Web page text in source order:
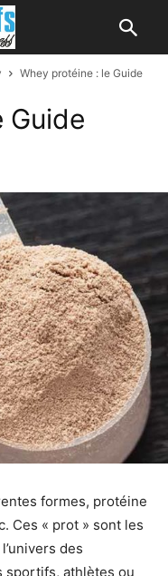
Whey protéine : le Guide
Guide
formes, protéine
Ces « prot » sont les
des
sportifs, athlètes ou